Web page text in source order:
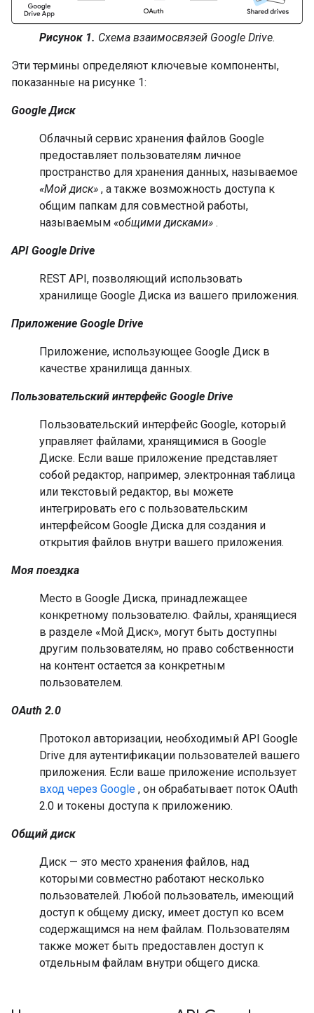
Рисунок 1. Схема взаимосвязей Google Drive.
Эти термины определяют ключевые компоненты,
показанные на рисунке 1:
Google Диск
Облачный сервис хранения файлов Google
предоставляет пользователям личное
пространство для хранения данных, называемое
«Мой диск» , а также возможность доступа к
общим папкам для совместной работы,
называемым «общими дисками» .
API Google Drive
REST API, позволяющий использовать
хранилище Google Диска из вашего приложения.
Приложение Google Drive
Приложение, использующее Google Диск в
качестве хранилища данных.
Пользовательский интерфейс Google Drive
Пользовательский интерфейс Google, который
управляет файлами, хранящимися в Google
Диске. Если ваше приложение представляет
собой редактор, например, электронная таблица
или текстовый редактор, вы можете
интегрировать его с пользовательским
интерфейсом Google Диска для создания и
открытия файлов внутри вашего приложения.
Моя поездка
Место в Google Диска, принадлежащее
конкретному пользователю. Файлы, хранящиеся
в разделе «Мой Диск», могут быть доступны
другим пользователям, но право собственности
на контент остается за конкретным
пользователем.
OAuth 2.0
Протокол авторизации, необходимый API Google
Drive для аутентификации пользователей вашего
приложения. Если ваше приложение использует
вход через Google , он обрабатывает поток OAuth
2.0 и токены доступа к приложению.
Общий диск
Диск — это место хранения файлов, над
которыми совместно работают несколько
пользователей. Любой пользователь, имеющий
доступ к общему диску, имеет доступ ко всем
содержащимся на нем файлам. Пользователям
также может быть предоставлен доступ к
отдельным файлам внутри общего диска.